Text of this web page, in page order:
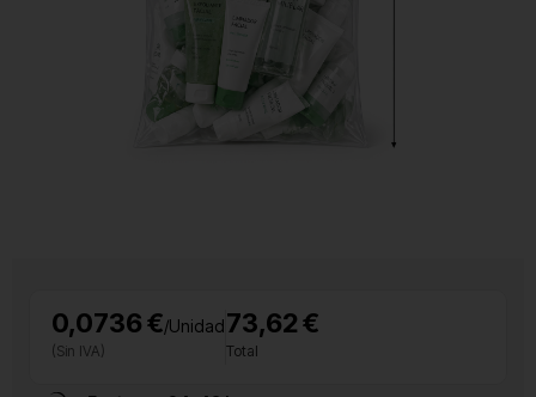
0,0736 €/Unidad
(Sin IVA)
73,62 €
Total